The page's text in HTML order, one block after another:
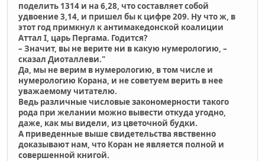
поделить 1314 и на 6,28, что составляет собой
удвоение 3,14, и пришел бы к цифре 209. Ну что ж, в
этот год примкнул к антимакедонской коалиции
Аттал I, царь Пергама. Годится?
– Значит, вы не верите ни в какую нумерологию, –
сказал Диоталлеви."
Да, мы не верим в нумерологию, в том числе и
нумерологию Корана, и не советуем верить в нее
уважаемому читателю.
Ведь различные числовые закономерности такого
рода при желании можно вывести откуда угодно,
даже, как мы видели, из цветочной будки.
А приведенные выше свидетельства явственно
доказывают нам, что Коран не является полной и
совершенной книгой.